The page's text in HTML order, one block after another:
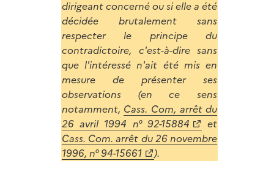
dirigeant concerné ou si elle a été
décidée brutalement sans
respecter le principe du
contradictoire, c'est-à-dire sans
que l'intéressé n'ait été mis en
mesure de présenter ses
observations (en ce sens
notamment, Cass. Com, arrêt du
26 avril 1994 n° 92-15884
et
Cass. Com. arrêt du 26 novembre
1996, n° 94-15661
).